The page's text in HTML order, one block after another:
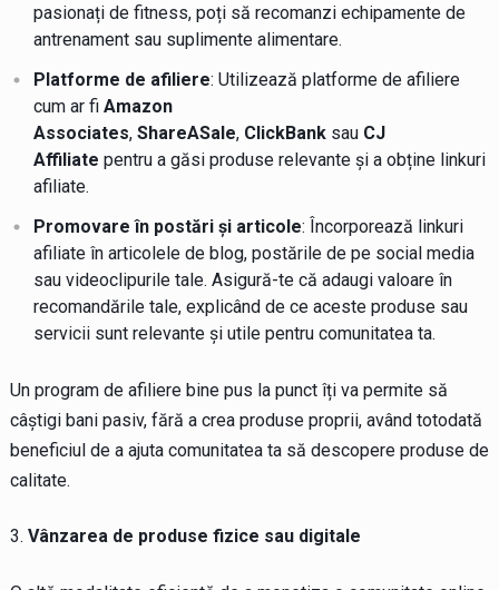
pasionați de fitness, poți să recomanzi echipamente de
antrenament sau suplimente alimentare.
Platforme de afiliere: Utilizează platforme de afiliere
cum ar fi Amazon
Associates, ShareASale, ClickBanksau CJ
Affiliate pentru a găsi produse relevante și a obține linkuri
afiliate.
Promovare în postări și articole: Încorporează linkuri
afiliate în articolele de blog, postările de pe social media
sau videoclipurile tale. Asigură-te că adaugi valoare în
recomandările tale, explicând de ce aceste produse sau
servicii sunt relevante și utile pentru comunitatea ta.
Un program de afiliere bine pus la punct îți va permite să
câștigi bani pasiv, fără a crea produse proprii, având totodată
beneficiul de a ajuta comunitatea ta să descopere produse de
calitate.
Vânzarea de produse fizice sau digitale